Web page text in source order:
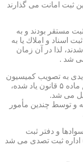
ثبت امانت می گذارند
مستقر بودند و به
اسناد و املاك یا به
لذا در آن زمان
شد .
جدیدی به تصویب كمیسیون
عدلیه مجلس شورای ملی رسید كه مطابق ماده ۵ قانون یاد شده،
می شد.
و توسط چندین مأمور
و دفتر ثبت
اداره ثبت تصدی می شد